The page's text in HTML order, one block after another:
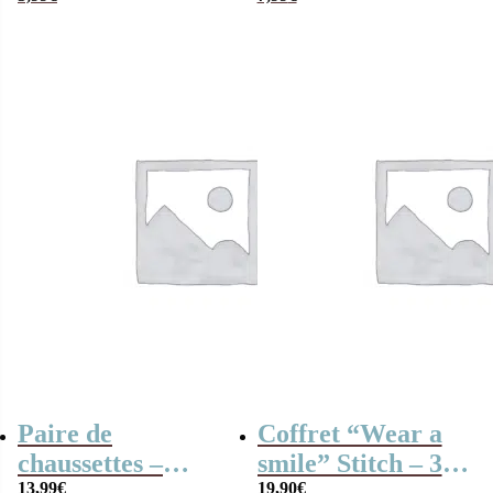
Paire de
chaussettes –
13,99€
Coffret “Wear a
smile” Stitch – 3
19,90€